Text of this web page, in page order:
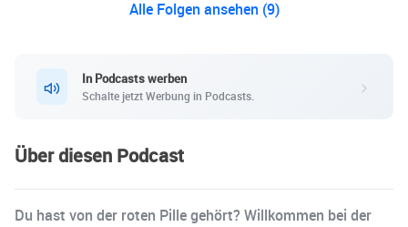
Alle Folgen ansehen (9)
In Podcasts werben
Schalte jetzt Werbung in Podcasts.
Über diesen Podcast
Du hast von der roten Pille gehört? Willkommen bei der